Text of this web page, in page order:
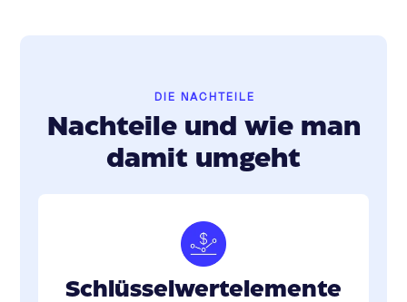
DIE NACHTEILE
Nachteile und wie man
damit umgeht
Schlüsselwertelemente